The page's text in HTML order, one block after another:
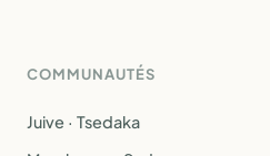
COMMUNAUTÉS
Juive · Tsedaka